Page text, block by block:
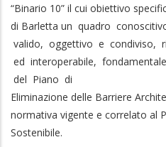
“Binario 10” il cui obiettivo
di Barletta un quadro
valido, oggettivo e condiviso,
ed interoperabile,
del Piano di
Eliminazione delle Barriere
normativa vigente e correlato al
Sostenibile.